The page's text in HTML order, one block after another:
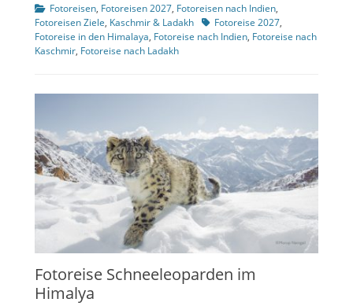
Kategorien
Fotoreisen, Fotoreisen 2027, Fotoreisen nach Indien,
Fotoreisen Ziele, Kaschmir & Ladakh TagsFotoreise 2027,
Fotoreise in den Himalaya, Fotoreise nach Indien, Fotoreise nach
Kaschmir, Fotoreise nach Ladakh
Fotoreise Schneeleoparden im
Himalya